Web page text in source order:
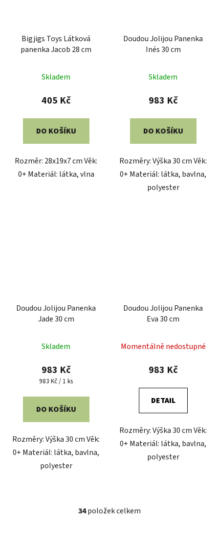
Bigjigs Toys Látková
panenka Jacob 28 cm
Skladem
405 Kč
DO KOŠÍKU
Rozměr: 28x19x7 cm Věk:
0+ Materiál: látka, vlna
Doudou Jolijou Panenka
Inés 30 cm
Skladem
983 Kč
DO KOŠÍKU
Rozměry: Výška 30 cm Věk:
0+ Materiál: látka, bavlna,
polyester
Doudou Jolijou Panenka
Jade 30 cm
Skladem
983 Kč
Měrná
983 Kč / 1 ks
DO KOŠÍKU
Rozměry: Výška 30 cm Věk:
0+ Materiál: látka, bavlna,
polyester
Doudou Jolijou Panenka
Eva 30 cm
Momentálně nedostupné
983 Kč
DETAIL
Rozměry: Výška 30 cm Věk:
0+ Materiál: látka, bavlna,
polyester
O
34položek celkem